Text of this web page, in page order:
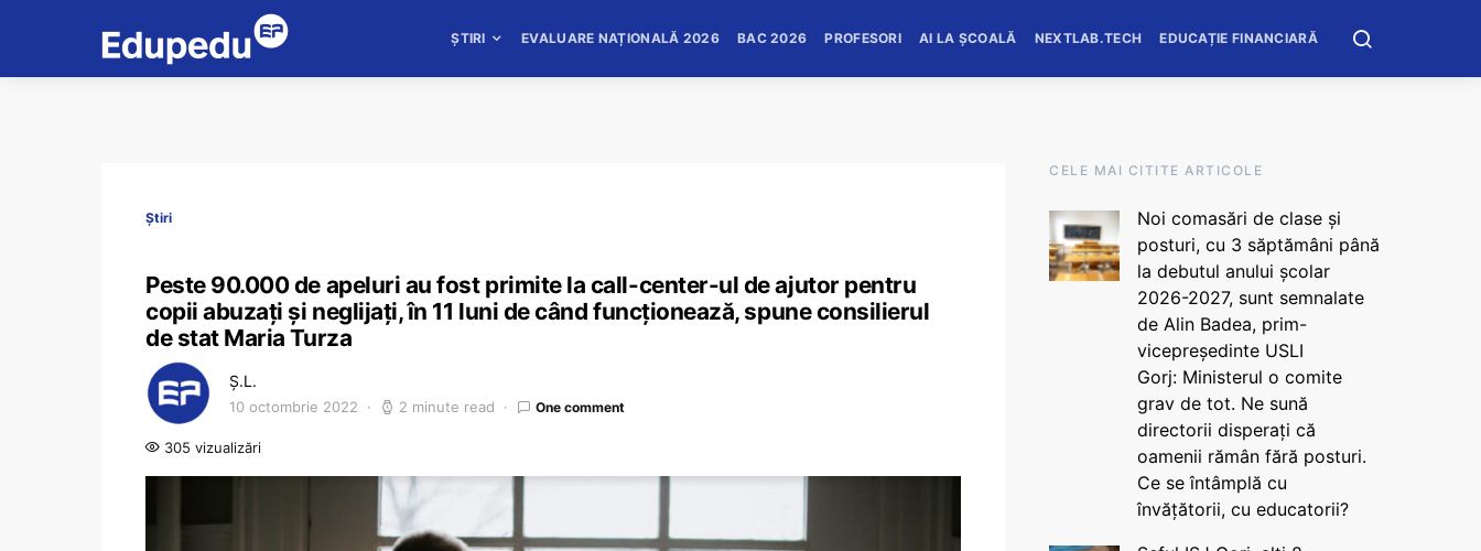
ȘTIRI EVALUARE NAȚIONALĂ 2026 BAC 2026 PROFESORI AI LA ȘCOALĂ NEXTLAB.TECH EDUCAȚIE FINANCIARĂ
Știri
Peste 90.000 de apeluri au fost primite la call-center-ul de ajutor pentru
copii abuzați și neglijați, în 11 luni de când funcționează, spune consilierul
de stat Maria Turza
Ș.L.
10 octombrie 2022 2 minute read One comment
305 vizualizări
CELE MAI CITITE ARTICOLE
Noi comasări de clase și
posturi, cu 3 săptămâni până
la debutul anului școlar
2026-2027, sunt semnalate
de Alin Badea, prim-
vicepreședinte USLI
Gorj: Ministerul o comite
grav de tot. Ne sună
directorii disperați că
oamenii rămân fără posturi.
Ce se întâmplă cu
învățătorii, cu educatorii?